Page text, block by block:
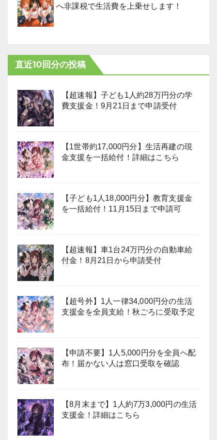
へ非課税で生活費を上乗せします！
直近10回分の投稿
【超速報】子ども1人約28万円分の学
費支援金！9月21日まで申請受付
【1世帯約17,000円分】生活再建の現
金支援を一括給付！詳細はこちら
【子ども1人18,000円分】教育支援金
を一括給付！11月15日まで申請可
【超速報】車1台24万円分の自動車給
付金！8月21日から申請受付
【超号外】1人一律34,000円分の生活
支援金を全員支給！秋ごろに受取予定
【申請不要】1人5,000円分を全員へ配
布！届かない人は窓口受取を確認
【8月末まで】1人約7万3,000円の生活
支援金！詳細はこちら